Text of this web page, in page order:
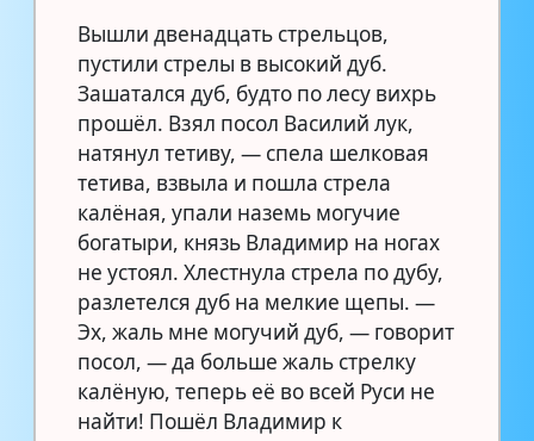
Вышли двенадцать стрельцов,
пустили стрелы в высокий дуб.
Зашатался дуб, будто по лесу вихрь
прошёл. Взял посол Василий лук,
натянул тетиву, — спела шелковая
тетива, взвыла и пошла стрела
калёная, упали наземь могучие
богатыри, князь Владимир на ногах
не устоял. Хлестнула стрела по дубу,
разлетелся дуб на мелкие щепы. —
Эх, жаль мне могучий дуб, — говорит
посол, — да больше жаль стрелку
калёную, теперь её во всей Руси не
найти! Пошёл Владимир к